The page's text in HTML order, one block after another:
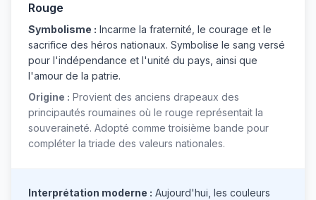
Rouge
Symbolisme : Incarme la fraternité, le courage et le
sacrifice des héros nationaux. Symbolise le sang versé
pour l'indépendance et l'unité du pays, ainsi que
l'amour de la patrie.
Origine : Provient des anciens drapeaux des
principautés roumaines où le rouge représentait la
souveraineté. Adopté comme troisième bande pour
compléter la triade des valeurs nationales.
Interprétation moderne : Aujourd'hui, les couleurs